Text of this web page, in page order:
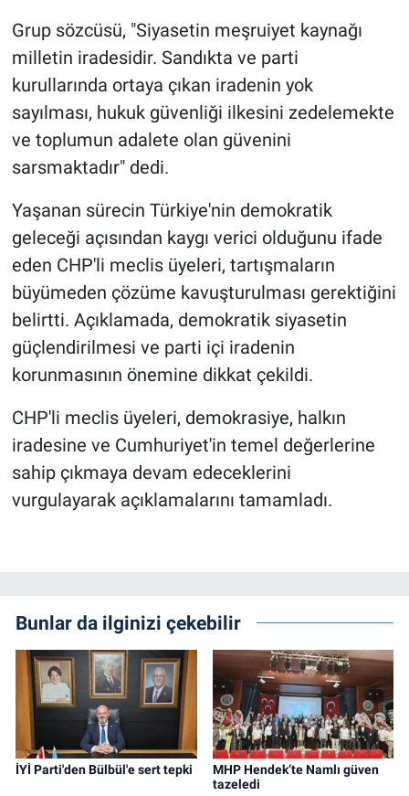
Grup sözcüsü, "Siyasetin meşruiyet kaynağı
milletin iradesidir. Sandıkta ve parti
kurullarında ortaya çıkan iradenin yok
sayılması, hukuk güvenliği ilkesini zedelemekte
ve toplumun adalete olan güvenini
sarsmaktadır" dedi.
Yaşanan sürecin Türkiye'nin demokratik
geleceği açısından kaygı verici olduğunu ifade
eden CHP'li meclis üyeleri, tartışmaların
büyümeden çözüme kavuşturulması gerektiğini
belirtti. Açıklamada, demokratik siyasetin
güçlendirilmesi ve parti içi iradenin
korunmasının önemine dikkat çekildi.
CHP'li meclis üyeleri, demokrasiye, halkın
iradesine ve Cumhuriyet'in temel değerlerine
sahip çıkmaya devam edeceklerini
vurgulayarak açıklamalarını tamamladı.
Bunlar da ilginizi çekebilir
İYİ Parti'den Bülbül'e sert tepki
MHP Hendek’te Namlı güven
tazeledi